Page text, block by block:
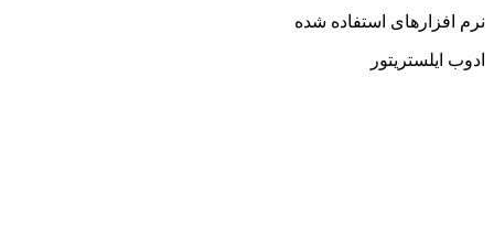
نرم افزارهای استفاده شده
ادوب ایلستریتور